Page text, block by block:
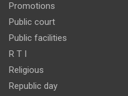
Promotions
Public court
Public facilities
R T I
Religious
Republic day